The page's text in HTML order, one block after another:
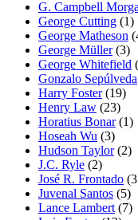
G. Campbell
George Cutting (1)
George Matheson
George Müller(3)
George Whitefield
Gonzalo Sepúlveda
Harry Foster(19)
Henry Law (23)
Horatius Bonar(1)
Hoseah Wu (3)
Hudson Taylor(2)
J.C. Ryle (2)
José R. Frontado
Juvenal Santos (5)
Lance Lambert(7)